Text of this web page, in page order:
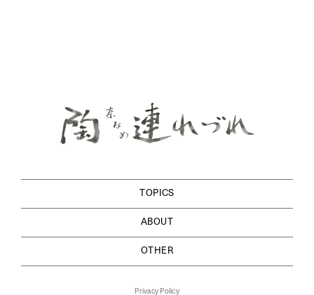
TOPICS
ABOUT
OTHER
Privacy Policy